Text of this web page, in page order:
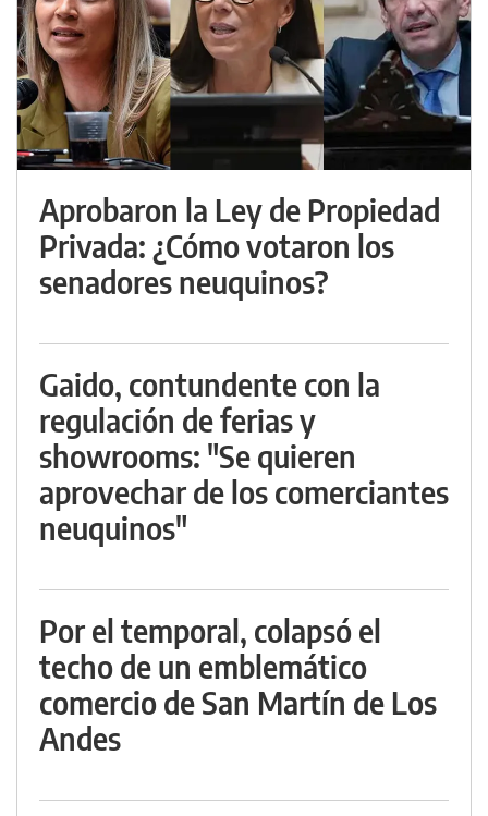
Aprobaron la Ley de Propiedad
Privada: ¿Cómo votaron los
senadores neuquinos?
Gaido, contundente con la
regulación de ferias y
showrooms: "Se quieren
aprovechar de los comerciantes
neuquinos"
Por el temporal, colapsó el
techo de un emblemático
comercio de San Martín de Los
Andes